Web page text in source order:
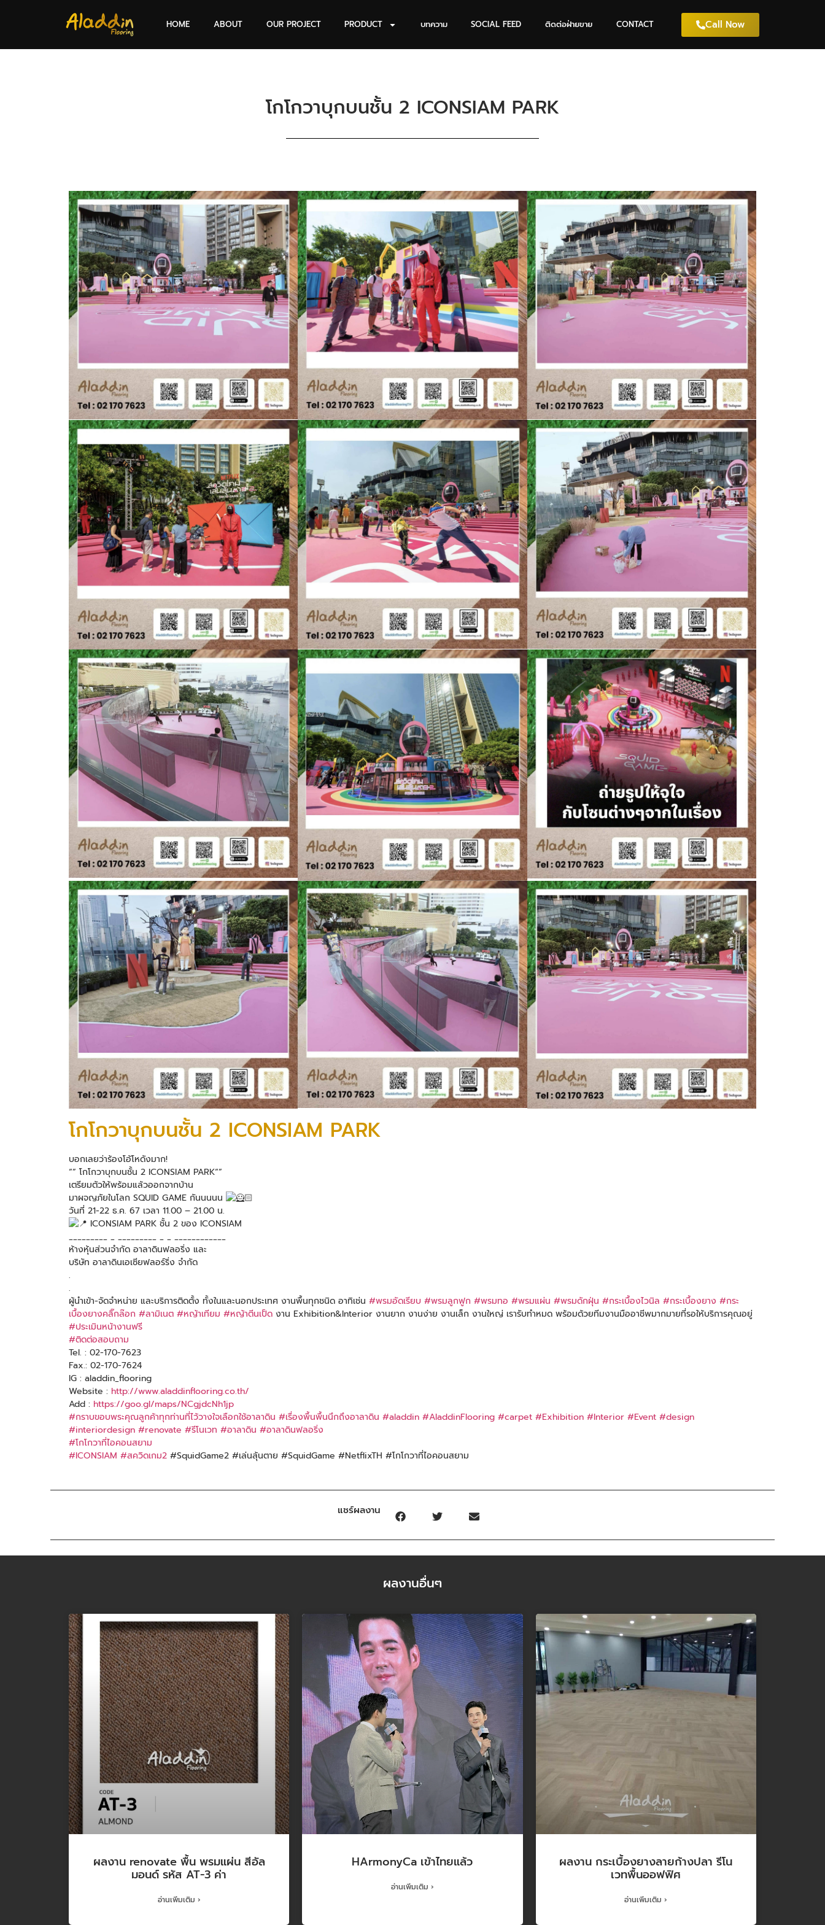
HOME ABOUT OUR PROJECT PRODUCT บทความ SOCIAL FEED ติดต่อฝ่ายขาย CONTACT Call Now
โกโกวาบุกบนชั้น 2 ICONSIAM PARK
โกโกวาบุกบนชั้น 2 ICONSIAM PARK
บอกเลยว่าร้องโอ้โหดังมาก!
“” โกโกวาบุกบนชั้น 2 ICONSIAM PARK“”
เตรียมตัวให้พร้อมแล้วออกจากบ้าน
มาผจญภัยในโลก SQUID GAME กันนนนน
วันที่ 21-22 ธ.ค. 67 เวลา 11.00 – 21.00 น.
ICONSIAM PARK ชั้น 2 ของ ICONSIAM
_________ _ _________ _ _ ____________
ห้างหุ้นส่วนจำกัด อาลาดินฟลอริ่ง และ
บริษัท อาลาดินเอเซียฟลอร์ริ่ง จำกัด
.
.
ผู้นำเข้า-จัดจำหน่าย และบริการติดตั้ง ทั้งในและนอกประเทศ งานพื้นทุกชนิด อาทิเช่น #พรมอัดเรียบ #พรมลูกฟูก #พรมทอ #พรมแผ่น #พรมดักฝุ่น #กระเบื้องไวนิล #กระเบื้องยาง #กระ
เบื้องยางคลิ๊กล๊อก #ลามิเนต #หญ้าเทียม #หญ้าตีนเป็ด งาน Exhibition&Interior งานยาก งานง่าย งานเล็ก งานใหญ่ เรารับทำหมด พร้อมด้วยทีมงานมืออาชีพมากมายที่รอให้บริการคุณอยู่
#ประเมินหน้างานฟรี
#ติดต่อสอบถาม
Tel. : 02-170-7623
Fax.: 02-170-7624
IG : aladdin_flooring
Website : http://www.aladdinflooring.co.th/
Add : https://goo.gl/maps/NCgjdcNh1jp
#กราบขอบพระคุณลูกค้าทุกท่านที่ไว้วางใจเลือกใช้อาลาดิน #เรื่องพื้นพื้นนึกถึงอาลาดิน #aladdin #AladdinFlooring #carpet #Exhibition #Interior #Event #design
#interiordesign #renovate #รีโนเวท #อาลาดิน #อาลาดินฟลอริ่ง
#โกโกวาที่ไอคอนสยาม
#ICONSIAM #สควิดเกม2 #SquidGame2 #เล่นลุ้นตาย #SquidGame #NetflixTH #โกโกวาที่ไอคอนสยาม
แชร์ผลงาน
ผลงานอื่นๆ
ผลงาน renovate พื้น พรมแผ่น สีอัล
มอนด์ รหัส AT-3 ค่า
อ่านเพิ่มเติม ›
HArmonyCa เข้าไทยแล้ว
อ่านเพิ่มเติม ›
ผลงาน กระเบื้องยางลายก้างปลา รีโน
เวทพื้นออฟฟิศ
อ่านเพิ่มเติม ›